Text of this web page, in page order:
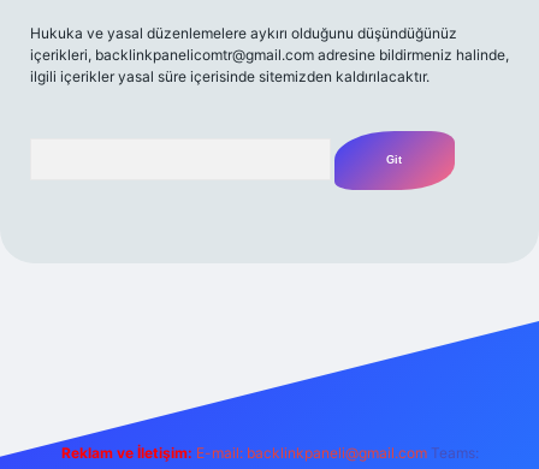
Hukuka ve yasal düzenlemelere aykırı olduğunu düşündüğünüz
içerikleri, backlinkpanelicomtr@gmail.com adresine bildirmeniz halinde,
ilgili içerikler yasal süre içerisinde sitemizden kaldırılacaktır.
Reklam ve İletişim: E-mail: backlinkpaneli@gmail.com Teams: